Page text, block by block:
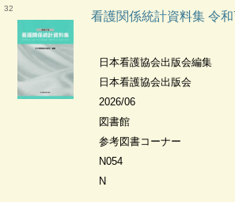
32
看護関係統計資料集 令和7年 Statistical
日本看護協会出版会編集
日本看護協会出版会
2026/06
図書館
参考図書コーナー
N054
N